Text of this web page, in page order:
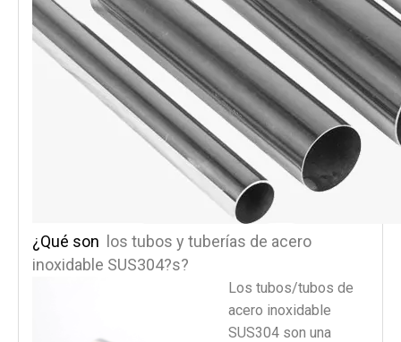
¿Qué son
los tubos y tuberías de acero
inoxidable SUS304?s?
Los tubos/tubos de
acero inoxidable
SUS304 son una